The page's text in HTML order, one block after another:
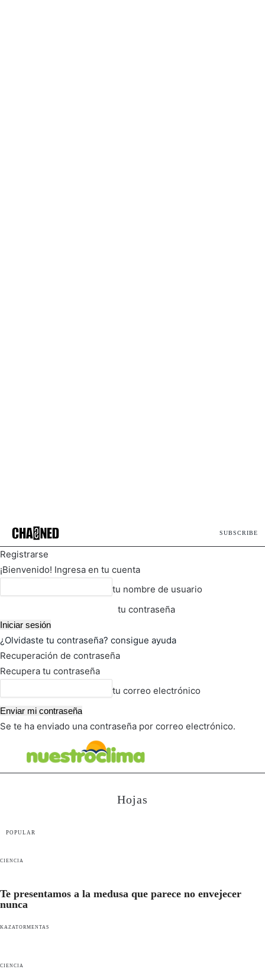
SUBSCRIBE
Registrarse
¡Bienvenido! Ingresa en tu cuenta
tu nombre de usuario
tu contraseña
¿Olvidaste tu contraseña? consigue ayuda
Recuperación de contraseña
Recupera tu contraseña
tu correo electrónico
Se te ha enviado una contraseña por correo electrónico.
Hojas
POPULAR
CIENCIA
Te presentamos a la medusa que parece no envejecer
nunca
KAZATORMENTAS
CIENCIA